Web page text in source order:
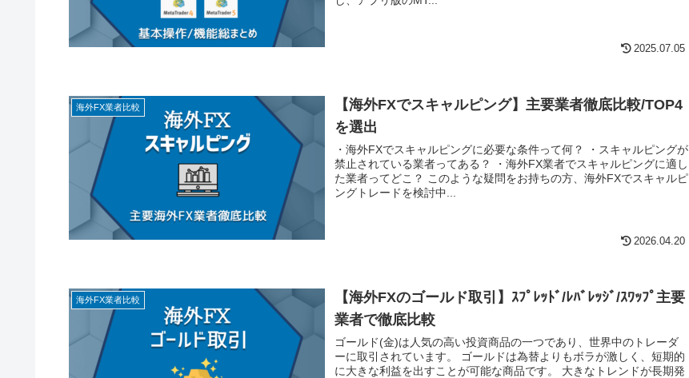
2025.07.05
海外FX業者比較
【海外FXでスキャルピング】主要業者徹底比較/TOP4
を選出
・海外FXでスキャルピングに必要な条件って何？ ・スキャルピングが
禁止されている業者ってある？ ・海外FX業者でスキャルピングに適し
た業者ってどこ？ このような疑問をお持ちの方、海外FXでスキャルピ
ングトレードを検討中...
2026.04.20
海外FX業者比較
【海外FXのゴールド取引】ｽﾌﾟﾚｯﾄﾞ/ﾚﾊﾞﾚｯｼﾞ/ｽﾜｯﾌﾟ主要
業者で徹底比較
ゴールド(金)は人気の高い投資商品の一つであり、世界中のトレーダ
ーに取引されています。 ゴールドは為替よりもボラが激しく、短期的
に大きな利益を出すことが可能な商品です。 大きなトレンドが長期発